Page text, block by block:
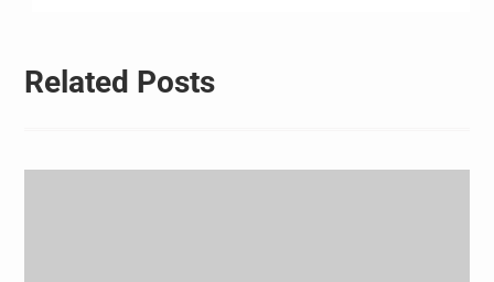
Related Posts